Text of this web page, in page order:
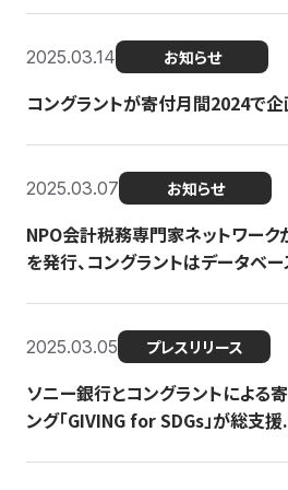
2025.03.14 お知らせ
コングラントが寄付月間2024で
2025.03.07 お知らせ
NPO会計税務専門家ネットワーク
を発行、コングラントはデータベ
2025.03.05 プレスリリース
ソニー銀行とコングラントによる
ング「GIVING for SDGs」が総支